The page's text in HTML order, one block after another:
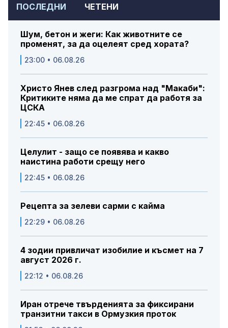
ПОСЛЕДНИ ЧЕТЕНИ
Шум, бетон и жеги: Как животните се
променят, за да оцелеят сред хората?
23:00 • 06.08.26
Христо Янев след разгрома над "Макаби":
Критиките няма да ме спрат да работя за
ЦСКА
22:45 • 06.08.26
Целулит - защо се появява и какво
наистина работи срещу него
22:45 • 06.08.26
Рецепта за зелеви сарми с кайма
22:29 • 06.08.26
4 зодии привличат изобилие и късмет на 7
август 2026 г.
22:12 • 06.08.26
Иран отрече твърденията за фиксирани
транзитни такси в Ормузкия проток